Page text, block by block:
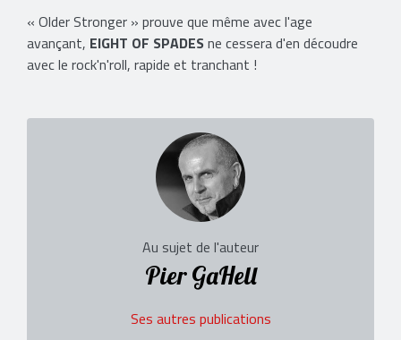
« Older Stronger » prouve que même avec l'age
avançant, EIGHT OF SPADESne cessera d'en découdre
avec le rock'n'roll, rapide et tranchant !
Au sujet de l'auteur
Pier GaHell
Ses autres publications